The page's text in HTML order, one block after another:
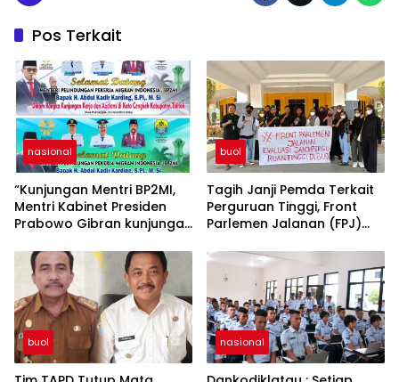
Pos Terkait
nasional
“Kunjungan Mentri BP2MI,
Mentri Kabinet Presiden
Prabowo Gibran kunjungan
Dampal Selatan”
buol
Tagih Janji Pemda Terkait
Perguruan Tinggi, Front
Parlemen Jalanan (FPJ)
DPRD Buol
buol nasional